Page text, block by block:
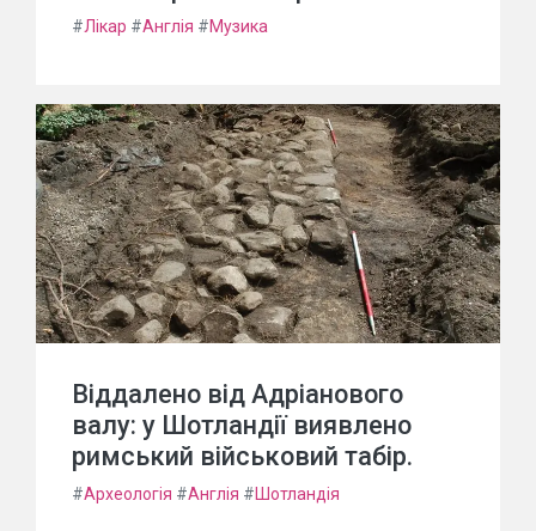
#Лікар #Англія #Музика
Віддалено від Адріанового
валу: у Шотландії виявлено
римський військовий табір.
#Археологія #Англія #Шотландія